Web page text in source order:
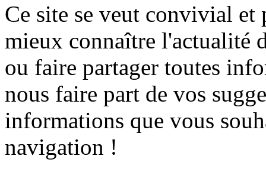
Ce site se veut convivial et
mieux connaître l'actualité
ou faire partager toutes
nous faire part de vos
informations que vous
navigation !